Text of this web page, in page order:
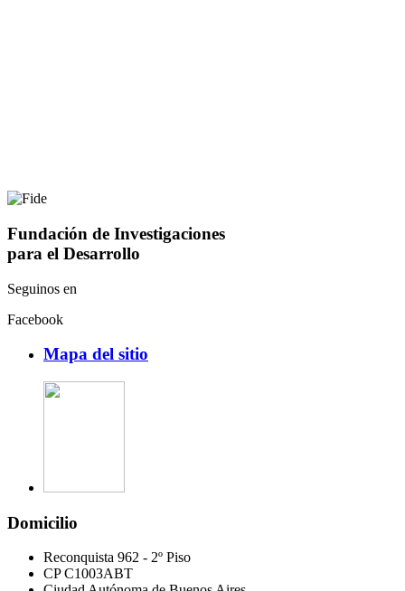
Fundación de Investigaciones
para el Desarrollo
Seguinos en
Facebook
Mapa del sitio
Domicilio
Reconquista 962 - 2º Piso
CP C1003ABT